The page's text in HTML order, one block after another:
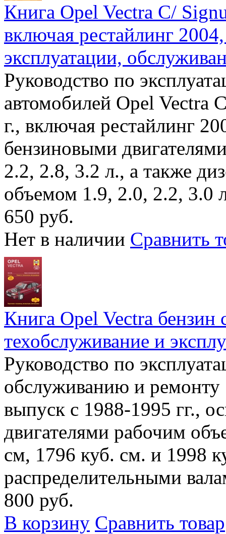
Книга Opel Vectra C/
включая рестайлинг
эксплуатации,
Руководство по
автомобилей Opel Vectra
г., включая рестайлинг
бензиновыми
2.2, 2.8, 3.2 л., а также
объемом 1.9, 2.0, 2.2, 3.0
650 руб.
Нет в наличии Сравнить
Книга Opel Vectra бензин
техобслуживание и
Руководство по
обслуживанию и
выпуск с 1988-1995 гг.,
двигателями рабочим
см, 1796 куб. см. и 1998
распределительными
800 руб.
В корзину Сравнить товар